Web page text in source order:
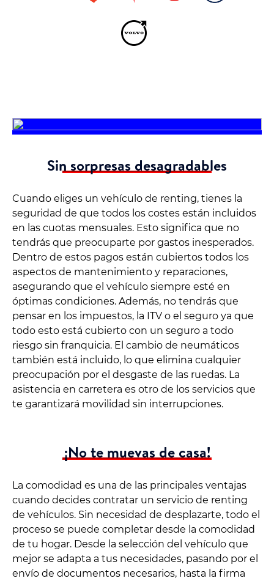
Sin sorpresas desagradables
Cuando eliges un vehículo de renting, tienes la
seguridad de que todos los costes están incluidos
en las cuotas mensuales. Esto significa que no
tendrás que preocuparte por gastos inesperados.
Dentro de estos pagos están cubiertos todos los
aspectos de mantenimiento y reparaciones,
asegurando que el vehículo siempre esté en
óptimas condiciones. Además, no tendrás que
pensar en los impuestos, la ITV o el seguro ya que
todo esto está cubierto con un seguro a todo
riesgo sin franquicia. El cambio de neumáticos
también está incluido, lo que elimina cualquier
preocupación por el desgaste de las ruedas. La
asistencia en carretera es otro de los servicios que
te garantizará movilidad sin interrupciones.
¡No te muevas de casa!
La comodidad es una de las principales ventajas
cuando decides contratar un servicio de renting
de vehículos. Sin necesidad de desplazarte, todo el
proceso se puede completar desde la comodidad
de tu hogar. Desde la selección del vehículo que
mejor se adapta a tus necesidades, pasando por el
envío de documentos necesarios, hasta la firma